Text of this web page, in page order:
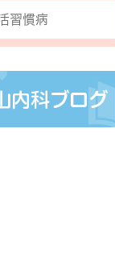
習慣病